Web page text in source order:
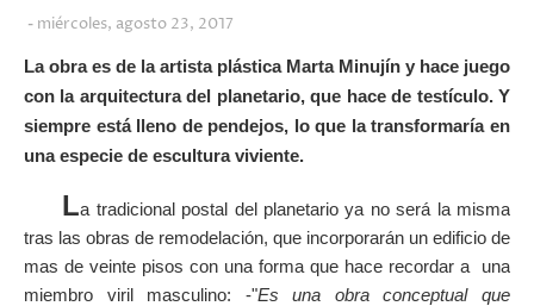
miércoles, agosto 23, 2017
La obra es de la artista plástica Marta Minujín y hace juego
con la arquitectura del planetario, que hace de testículo. Y
siempre está lleno de pendejos, lo que la transformaría en
una especie de escultura viviente.
La tradicional postal del planetario ya no será la misma
tras las obras de remodelación, que incorporarán un edificio de
mas de veinte pisos con una forma que hace recordar a una
miembro viril masculino: -"Es una obra conceptual que